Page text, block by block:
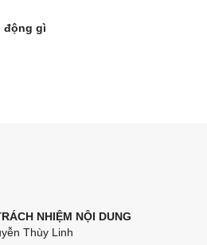
động gì
NHIỆM NỘI DUNG
Thùy Linh